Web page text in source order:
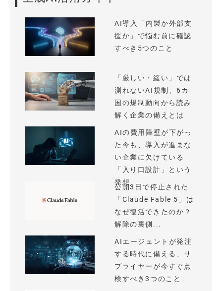
AI導入「内製か外部支
援か」で悩む前に確認
すべき5つのこと
「厳しい・緩い」では
測れないAI規制、6カ
国の規制動向から読み
解く企業の備えとは
AIの費用障壁が下がっ
た今も、導入が進まな
い企業に欠けている
「入り口設計」という
発想
公開3日で停止された
「Claude Fable 5」は
なぜ復活できたのか？
解除の裏側...
AIエージェントが発注
する時代に備える、サ
プライヤーが今すぐ点
検すべき3つのこと